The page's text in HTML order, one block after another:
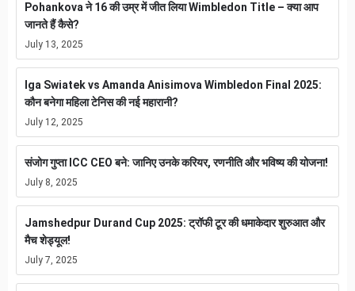
Pohankova ने 16 की उम्र में जीत लिया Wimbledon Title – क्या आप
जानते हैं कैसे?
July 13, 2025
Iga Swiatek vs Amanda Anisimova Wimbledon Final 2025:
कौन बनेगा महिला टेनिस की नई महारानी?
July 12, 2025
संजोग गुप्ता ICC CEO बने: जानिए उनके करियर, रणनीति और भविष्य की योजना!
July 8, 2025
Jamshedpur Durand Cup 2025: ट्रॉफी टूर की धमाकेदार शुरुआत और
मैच शेड्यूल!
July 7, 2025